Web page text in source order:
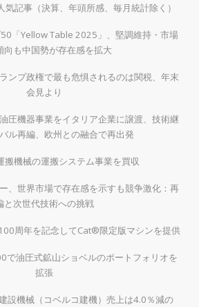
記事（決算、年頭所感、毎月統計除く）
「Yellow Table 2025」、堅調維持・市場
向も中国勢が存在感を拡大
ンプ政権で最も危惧されるのは関税、年末
会見より
圧機器事業をイタリア企業に譲渡、技術継
ル再編、欧州との融合で再出発
搬機械の運搬システム事業を買収
、世界市場で存在感を示すも競争激化：再
と次世代技術への挑戦
周年を記念してCat®限定版マシンを提供
で油圧式鉱山ショベルのポートフォリオを
拡張
設機械（コベルコ建機）売上は4.0％減の